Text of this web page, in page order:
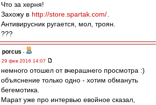
Что за херня!
Захожу в http://store.spartak.com/
Антивирусник ругается, мол, троян.
???
porcus -
29 фев 2016 14:07
немного отошел от вчерашнего просмотра :)
объяснение только одно - хотим обмануть
бегемотика.
Марат уже про интервью евойное сказал,